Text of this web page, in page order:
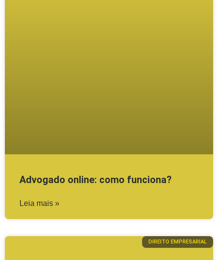
Advogado online: como funciona?
Leia mais »
DIREITO EMPRESARIAL